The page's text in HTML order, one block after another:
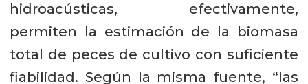
hidroacústicas, efectivamente,
permiten la estimación de la biomasa
total de peces de cultivo con suficiente
fiabilidad. Según la misma fuente, “las